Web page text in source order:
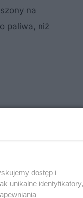
na
paliwa, niż
dostęp i
unikalne identyfikatory,